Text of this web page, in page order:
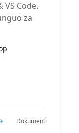
VS Code.
za
Dokumenti